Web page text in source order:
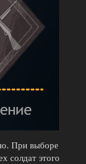
При выборе
солдат этого